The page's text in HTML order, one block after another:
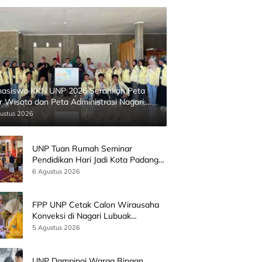
KKN UNP 2026 Serahkan Peta
Wisata dan Peta Administrasi Nagari
2026
UNP Tuan Rumah Seminar
Pendidikan Hari Jadi Kota Padang
Bersama Wamen Diktisainstek dan
6 Agustus 2026
FPP UNP Cetak Calon Wirausaha
Konveksi di Nagari Lubuak
Batingkok Limapuluh Kota
5 Agustus 2026